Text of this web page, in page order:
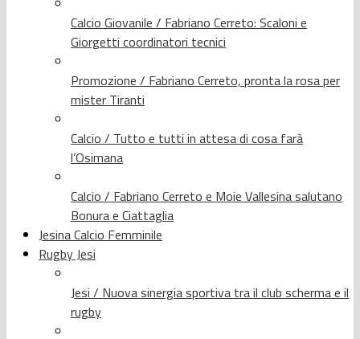
Calcio Giovanile / Fabriano Cerreto: Scaloni e
Giorgetti coordinatori tecnici
Promozione / Fabriano Cerreto, pronta la rosa per
mister Tiranti
Calcio / Tutto e tutti in attesa di cosa farà
l’Osimana
Calcio / Fabriano Cerreto e Moie Vallesina salutano
Bonura e Ciattaglia
Jesina Calcio Femminile
Rugby Jesi
Jesi / Nuova sinergia sportiva tra il club scherma e il
rugby